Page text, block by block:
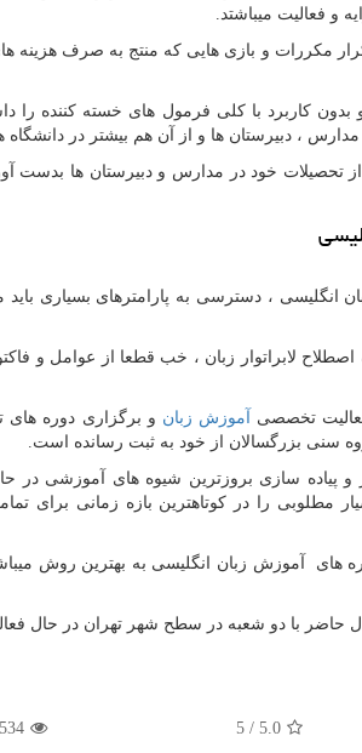
و فعالیت میباشتد.
مکررات و بازی هایی که منتج به صرف هزینه
کاربرد با کلی فرمول های خسته کننده را
خود در مدارس و دبیرستان ها بدست
، دسترسی به پارامترهای بسیاری باید
لابراتوار زبان ، خب قطعا از عوامل و
تخصصی
آموزش زبان و برگزاری دوره
سنی بزرگسالان از خود به ثبت رسانده است.
پیاده سازی بروزترین شیوه های آموزشی در
مطلوبی را در کوتاهترین بازه زمانی برای
های آموزش زبان انگلیسی به بهترین روش
حاضر با دو شعبه در سطح شهر تهران در حال
5.0
/
5